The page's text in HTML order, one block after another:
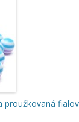
proužkovaná